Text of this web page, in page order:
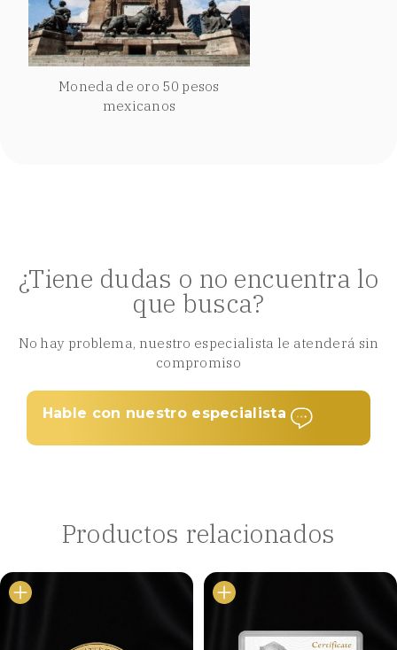
Moneda de oro 50 pesos
mexicanos
¿Tiene dudas o no encuentra lo
que busca?
No hay problema, nuestro especialista le atenderá sin
compromiso
Hable con nuestro especialista
Productos relacionados